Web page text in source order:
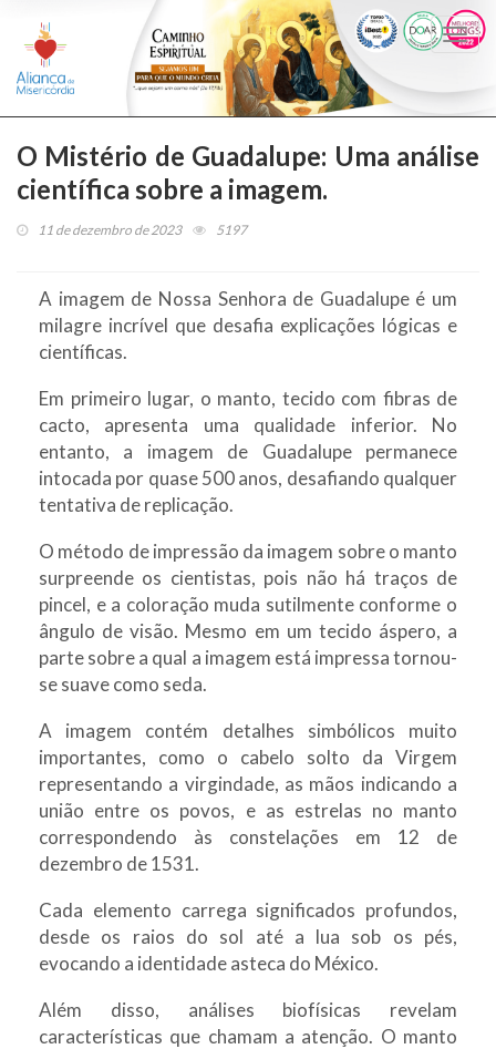
O Mistério de Guadalupe: Uma análise
científica sobre a imagem.
11 de dezembro de 2023 5197
A imagem de Nossa Senhora de Guadalupe é um
milagre incrível que desafia explicações lógicas e
científicas.
Em primeiro lugar, o manto, tecido com fibras de
cacto, apresenta uma qualidade inferior. No
entanto, a imagem de Guadalupe permanece
intocada por quase 500 anos, desafiando qualquer
tentativa de replicação.
O método de impressão da imagem sobre o manto
surpreende os cientistas, pois não há traços de
pincel, e a coloração muda sutilmente conforme o
ângulo de visão. Mesmo em um tecido áspero, a
parte sobre a qual a imagem está impressa tornou-
se suave como seda.
A imagem contém detalhes simbólicos muito
importantes, como o cabelo solto da Virgem
representando a virgindade, as mãos indicando a
união entre os povos, e as estrelas no manto
correspondendo às constelações em 12 de
dezembro de 1531.
Cada elemento carrega significados profundos,
desde os raios do sol até a lua sob os pés,
evocando a identidade asteca do México.
Além disso, análises biofísicas revelam
características que chamam a atenção. O manto